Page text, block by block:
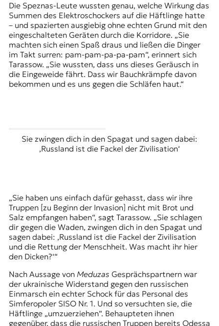
Die Speznas-Leute wussten genau, welche Wirkung das
Summen des Elektroschockers auf die Häftlinge hatte
– und spazierten ausgiebig ohne echten Grund mit den
eingeschalteten Geräten durch die Korridore. „Sie
machten sich einen Spaß draus und ließen die Dinger
im Takt surren: pam-pam-pa-pa-pam“, erinnert sich
Tarassow. „Sie wussten, dass uns dieses Geräusch in
die Eingeweide fährt. Dass wir Bauchkrämpfe davon
bekommen und es uns gegen die Schläfen haut.“
Sie zwingen dich in den Spagat und sagen dabei:
‚Russland ist die Fackel der Zivilisation‘
„Sie haben uns einfach dafür gehasst, dass wir ihre
Truppen [zu Beginn der Invasion] nicht mit Brot und
Salz empfangen haben“, sagt Tarassow. „Sie schlagen
dir gegen die Waden, zwingen dich in den Spagat und
sagen dabei: ‚Russland ist die Fackel der Zivilisation
und die Rettung der Menschheit. Was macht ihr hier
den Dicken?‘“
Nach Aussage von Meduzas Gesprächspartnern war
der ukrainische Widerstand gegen den russischen
Einmarsch ein echter Schock für das Personal des
Simferopoler SISO Nr. 1. Und so versuchten sie, die
Häftlinge „umzuerziehen“. Behaupteten ihnen
gegenüber, dass die russischen Truppen bereits Odessa